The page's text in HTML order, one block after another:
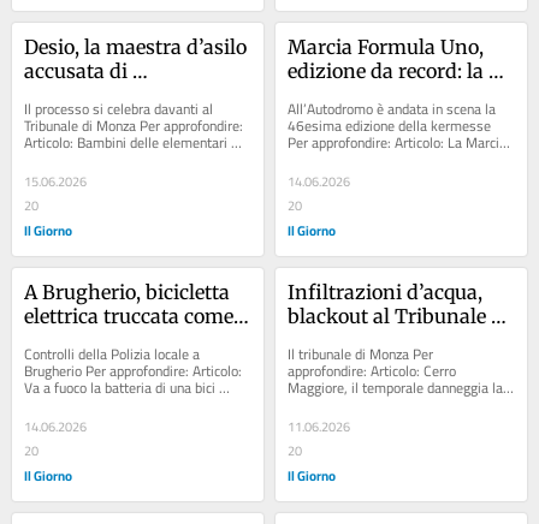
Desio, la maestra d’asilo
accusata di
alunni erano sereni,
molti genitori mi hanno
secondi figli”
Il processo si celebra davanti al
Tribunale di Monza Per approfondire:
Articolo: Bambini delle elementari
15.06.2026
20
Il Giorno
Marcia Formula Uno,
edizione da record: la
all’autodromo di Monza
All’Autodromo è andata in scena la
46esima edizione della kermesse
Per approfondire: Articolo: La Marcia
Formula Uno. In pista si corre...
14.06.2026
20
Il Giorno
A Brugherio, bicicletta
elettrica truccata come
sanzioni per 9mila euro
Controlli della Polizia locale a
Brugherio Per approfondire: Articolo:
Va a fuoco la batteria di una bici
14.06.2026
20
Il Giorno
Infiltrazioni d’acqua,
blackout al Tribunale di
gli uffici dei gip
Il tribunale di Monza Per
approfondire: Articolo: Cerro
Maggiore, il temporale danneggia la
croce del santuario: rischio caduta,
evacuate le...
11.06.2026
20
Il Giorno